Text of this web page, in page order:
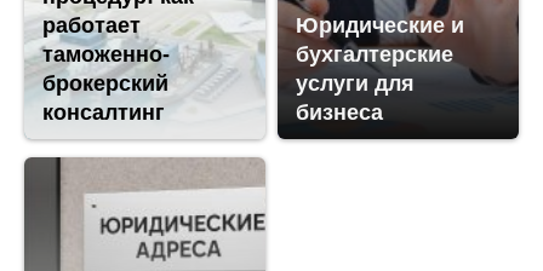
работает
таможенно-
брокерский
консалтинг
Юридические и
бухгалтерские
услуги для
бизнеса